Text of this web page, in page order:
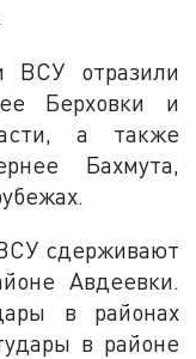
ВСУ отразили
Берховки и
а также
Бахмута,
сдерживают
Авдеевки.
в районах
в районе